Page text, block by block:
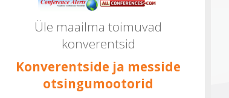
Üle maailma toimuvad
konverentsid
Konverentside ja messide
otsingumootorid